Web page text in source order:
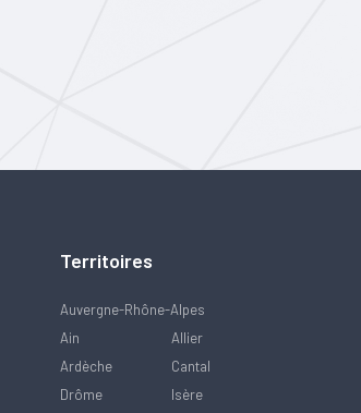
Territoires
Auvergne-Rhône-Alpes
Ain
Allier
Ardèche
Cantal
Drôme
Isère